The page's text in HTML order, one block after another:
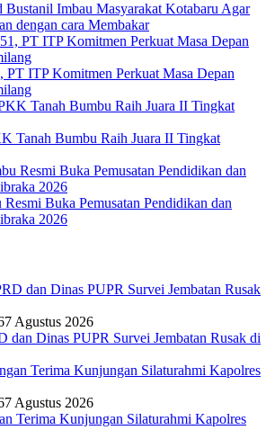
Imbau Masyarakat Kotabaru Agar
dengan cara Membakar
ITP Komitmen Perkuat Masa Depan
Tanah Bumbu Raih Juara II Tingkat
Buka Pemusatan Pendidikan dan
2026
7 Agustus 2026
dan Dinas PUPR Survei Jembatan Rusak di
7 Agustus 2026
Terima Kunjungan Silaturahmi Kapolres